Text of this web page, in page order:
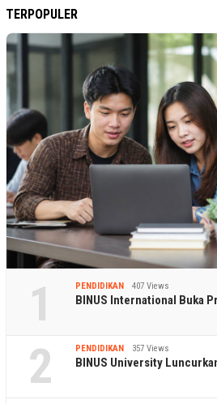
TERPOPULER
1 PENDIDIKAN 407 Views
BINUS International Buka
2 PENDIDIKAN 357 Views
BINUS University